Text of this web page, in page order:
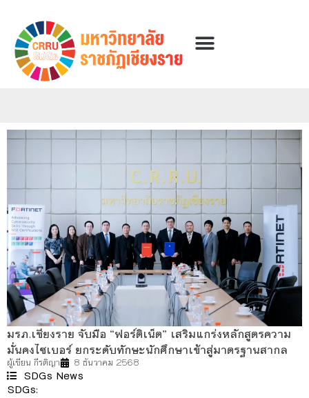
มรภ.เชียงราย จับมือ “ฟอร์ติเน็ต” เสริมแกร่งหลักสูตรความ
มั่นคงไซเบอร์ ยกระดับทักษะนักศึกษาเข้าสู่มาตรฐานสากล
ผู้เขียน กีรติญา 8 ธันวาคม 2568
SDGs News
SDGs: